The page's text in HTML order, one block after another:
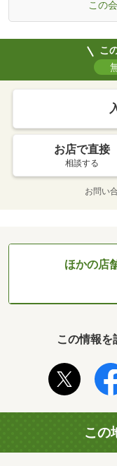
この
こ
お店で直接
相談する
お問い
ほかの店
この情報
この